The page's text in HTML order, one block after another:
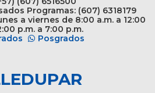
Programas: (607) 6318179
a viernes de 8:00 a.m. a 12:00
p.m. a 7:00 p.m.
Posgrados